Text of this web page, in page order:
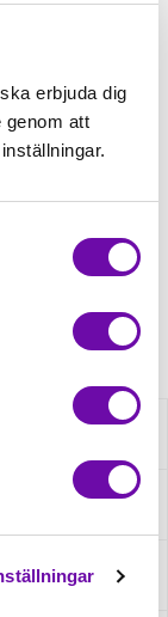
erbjuda dig
genom att